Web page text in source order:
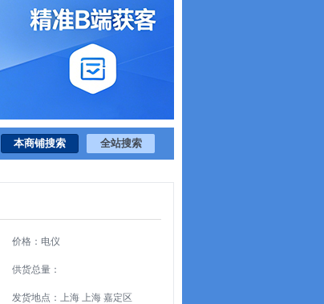
价格：电仪
供货总量：
发货地点：上海 上海 嘉定区